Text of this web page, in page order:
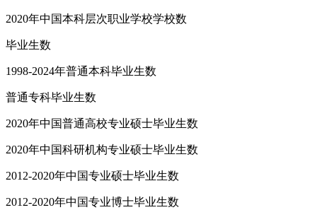
2020年中国本科层次职业学校学校数
毕业生数
1998-2024年普通本科毕业生数
普通专科毕业生数
2020年中国普通高校专业硕士毕业生数
2020年中国科研机构专业硕士毕业生数
2012-2020年中国专业硕士毕业生数
2012-2020年中国专业博士毕业生数